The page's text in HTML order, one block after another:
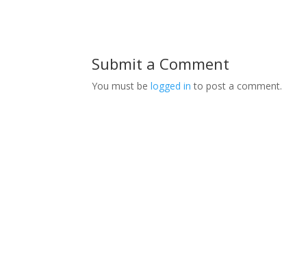
Submit a Comment
You must belogged in to post a comment.